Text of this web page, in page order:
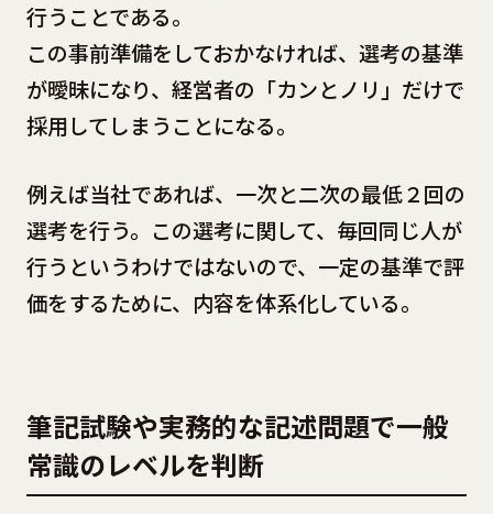
行うことである。
この事前準備をしておかなければ、選考の基準
が曖昧になり、経営者の「カンとノリ」だけで
採用してしまうことになる。
例えば当社であれば、一次と二次の最低２回の
選考を行う。この選考に関して、毎回同じ人が
行うというわけではないので、一定の基準で評
価をするために、内容を体系化している。
筆記試験や実務的な記述問題で一般
常識のレベルを判断